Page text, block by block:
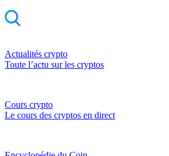
Actualités crypto
Toute l’actu sur les cryptos
Cours crypto
Le cours des cryptos en direct